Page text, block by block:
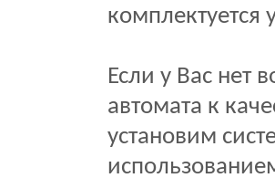
комплектуется
Если у Вас нет
автомата к
установим